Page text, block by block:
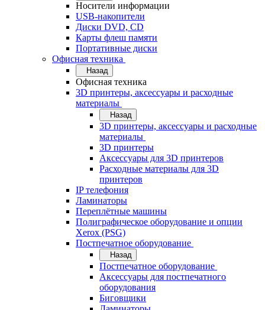
Носители информации
USB-накопители
Диски DVD, CD
Карты флеш памяти
Портативные диски
Офисная техника
Назад
Офисная техника
3D принтеры, аксессуары и расходные
материалы
Назад
3D принтеры, аксессуары и расходные
материалы
3D принтеры
Аксессуары для 3D принтеров
Расходные материалы для 3D
принтеров
IP телефония
Ламинаторы
Переплётные машины
Полиграфическое оборудование и опции
Xerox (PSG)
Постпечатное оборудование
Назад
Постпечатное оборудование
Аксессуары для постпечатного
оборудования
Биговщики